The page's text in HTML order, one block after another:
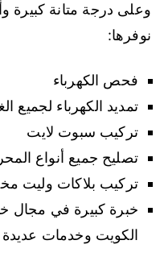
وعلى درجة متانة كبيرة
نوفرها:
فحص الكهرباء
تمديد الكهرباء لجميع
تركيب سبوت لايت
تصليح جميع أنواع
تركيب بلاكات وليت
خبرة كبيرة في مجال
الكويت وخدمات عديدة